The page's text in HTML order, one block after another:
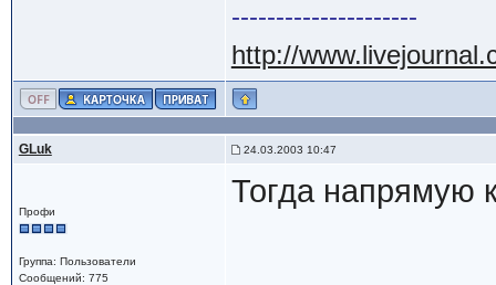
---------------------
http://
GLuk 24.03.2003 10:47
Профи
Группа: Пользователи
Сообщений: 775
Тогда напрямую